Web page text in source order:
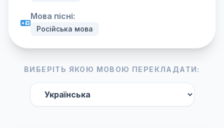
Мова пісні:
Російська мова
ВИБЕРІТЬ ЯКОЮ МОВОЮ ПЕРЕКЛАДАТИ: